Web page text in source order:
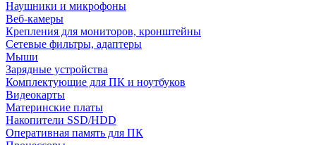
Наушники и микрофоны
Веб-камеры
Крепления для мониторов, кронштейны
Сетевые фильтры, адаптеры
Мыши
Зарядные устройства
Комплектующие для ПК и ноутбуков
Видеокарты
Материнские платы
Накопители SSD/HDD
Оперативная память для ПК